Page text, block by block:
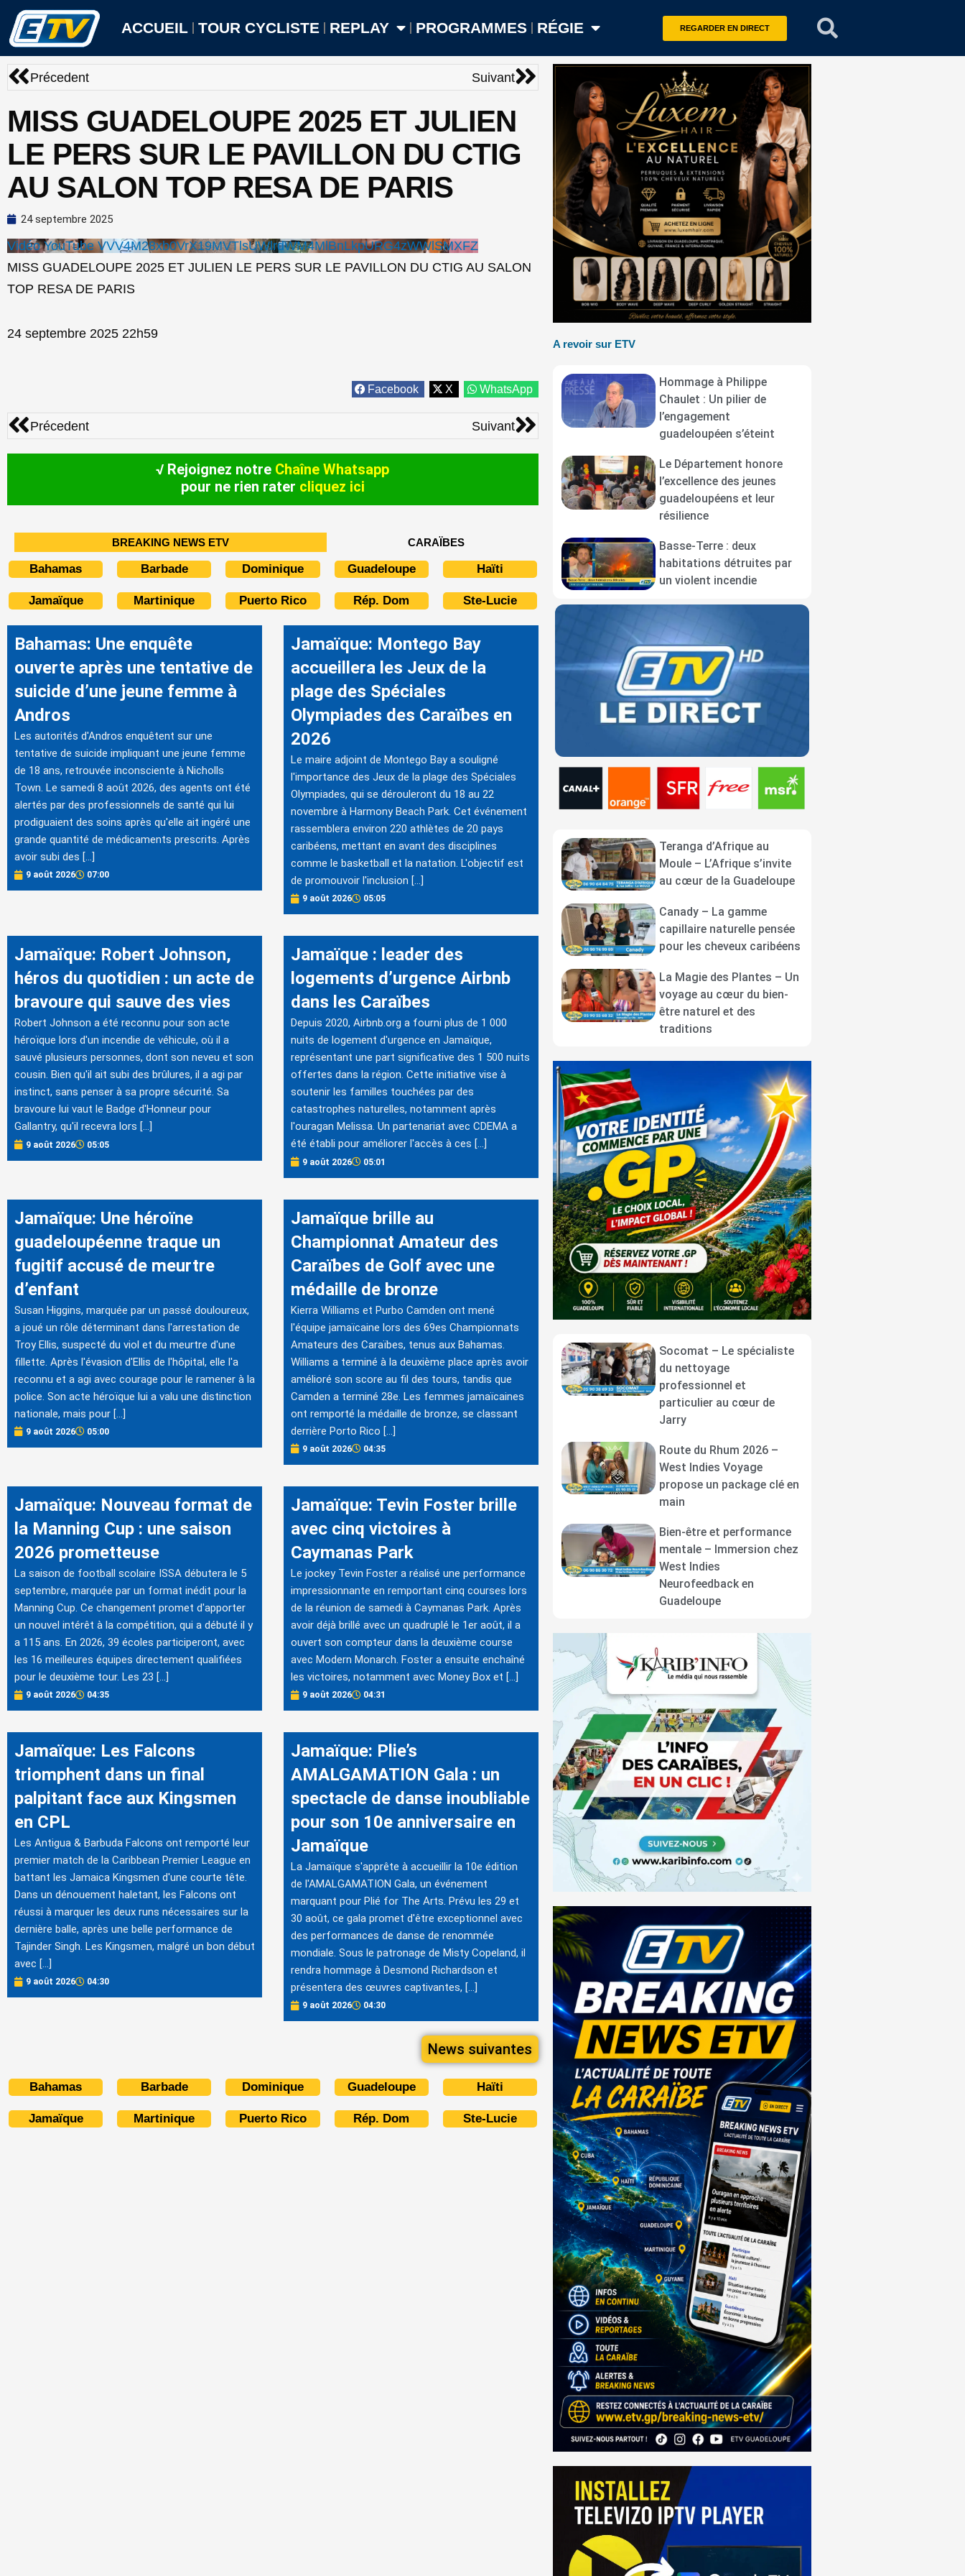
Aller
contenu
ACCUEIL TOUR CYCLISTE REPLAY PROGRAMMES RÉGIE REGARDER EN DIRECT
Précédent
Précedent SuivantSuivant
MISS GUADELOUPE 2025 ET JULIEN
LE PERS SUR LE PAVILLON DU CTIG
AU SALON TOP RESA DE PARIS
24 septembre 2025
Vidéo YouTube VVV4M28xb0VrX19MVTlsUWlrdWM4MlBnLkpURG4zWWlSMXFZ
MISS GUADELOUPE 2025 ET JULIEN LE PERS SUR LE PAVILLON DU CTIG AU SALON
TOP RESA DE PARIS
24 septembre 2025 22h59
Facebook X WhatsApp
Précédent
Précedent SuivantSuivant
√ Rejoignez notre Chaîne Whatsapp
pour ne rien rater cliquez ici
BREAKING NEWS ETV CARAÏBES
Bahamas Barbade Dominique Guadeloupe Haïti
Jamaïque Martinique Puerto Rico Rép. Dom Ste-Lucie
Bahamas: Une enquête
ouverte après une tentative de
suicide d’une jeune femme à
Andros
Les autorités d'Andros enquêtent sur une
tentative de suicide impliquant une jeune femme
de 18 ans, retrouvée inconsciente à Nicholls
Town. Le samedi 8 août 2026, des agents ont été
alertés par des professionnels de santé qui lui
prodiguaient des soins après qu'elle ait ingéré une
grande quantité de médicaments prescrits. Après
avoir subi des […]
9 août 2026 07:00
Jamaïque: Montego Bay
accueillera les Jeux de la
plage des Spéciales
Olympiades des Caraïbes en
2026
Le maire adjoint de Montego Bay a souligné
l'importance des Jeux de la plage des Spéciales
Olympiades, qui se dérouleront du 18 au 22
novembre à Harmony Beach Park. Cet événement
rassemblera environ 220 athlètes de 20 pays
caribéens, mettant en avant des disciplines
comme le basketball et la natation. L'objectif est
de promouvoir l'inclusion […]
9 août 2026 05:05
Jamaïque: Robert Johnson,
héros du quotidien : un acte de
bravoure qui sauve des vies
Robert Johnson a été reconnu pour son acte
héroïque lors d'un incendie de véhicule, où il a
sauvé plusieurs personnes, dont son neveu et son
cousin. Bien qu'il ait subi des brûlures, il a agi par
instinct, sans penser à sa propre sécurité. Sa
bravoure lui vaut le Badge d'Honneur pour
Gallantry, qu'il recevra lors […]
9 août 2026 05:05
Jamaïque : leader des
logements d’urgence Airbnb
dans les Caraïbes
Depuis 2020, Airbnb.org a fourni plus de 1 000
nuits de logement d'urgence en Jamaïque,
représentant une part significative des 1 500 nuits
offertes dans la région. Cette initiative vise à
soutenir les familles touchées par des
catastrophes naturelles, notamment après
l'ouragan Melissa. Un partenariat avec CDEMA a
été établi pour améliorer l'accès à ces […]
9 août 2026 05:01
Jamaïque: Une héroïne
guadeloupéenne traque un
fugitif accusé de meurtre
d’enfant
Susan Higgins, marquée par un passé douloureux,
a joué un rôle déterminant dans l'arrestation de
Troy Ellis, suspecté du viol et du meurtre d'une
fillette. Après l'évasion d'Ellis de l'hôpital, elle l'a
reconnu et a agi avec courage pour le ramener à la
police. Son acte héroïque lui a valu une distinction
nationale, mais pour […]
9 août 2026 05:00
Jamaïque brille au
Championnat Amateur des
Caraïbes de Golf avec une
médaille de bronze
Kierra Williams et Purbo Camden ont mené
l'équipe jamaïcaine lors des 69es Championnats
Amateurs des Caraïbes, tenus aux Bahamas.
Williams a terminé à la deuxième place après avoir
amélioré son score au fil des tours, tandis que
Camden a terminé 28e. Les femmes jamaïcaines
ont remporté la médaille de bronze, se classant
derrière Porto Rico […]
9 août 2026 04:35
Jamaïque: Nouveau format de
la Manning Cup : une saison
2026 prometteuse
La saison de football scolaire ISSA débutera le 5
septembre, marquée par un format inédit pour la
Manning Cup. Ce changement promet d'apporter
un nouvel intérêt à la compétition, qui a débuté il y
a 115 ans. En 2026, 39 écoles participeront, avec
les 16 meilleures équipes directement qualifiées
pour le deuxième tour. Les 23 […]
9 août 2026 04:35
Jamaïque: Tevin Foster brille
avec cinq victoires à
Caymanas Park
Le jockey Tevin Foster a réalisé une performance
impressionnante en remportant cinq courses lors
de la réunion de samedi à Caymanas Park. Après
avoir déjà brillé avec un quadruplé le 1er août, il a
ouvert son compteur dans la deuxième course
avec Modern Monarch. Foster a ensuite enchaîné
les victoires, notamment avec Money Box et […]
9 août 2026 04:31
Jamaïque: Les Falcons
triomphent dans un final
palpitant face aux Kingsmen
en CPL
Les Antigua & Barbuda Falcons ont remporté leur
premier match de la Caribbean Premier League en
battant les Jamaica Kingsmen d'une courte tête.
Dans un dénouement haletant, les Falcons ont
réussi à marquer les deux runs nécessaires sur la
dernière balle, après une belle performance de
Tajinder Singh. Les Kingsmen, malgré un bon début
avec […]
9 août 2026 04:30
Jamaïque: Plie’s
AMALGAMATION Gala : un
spectacle de danse inoubliable
pour son 10e anniversaire en
Jamaïque
La Jamaïque s'apprête à accueillir la 10e édition
de l'AMALGAMATION Gala, un événement
marquant pour Plié for The Arts. Prévu les 29 et
30 août, ce gala promet d'être exceptionnel avec
des performances de danse de renommée
mondiale. Sous le patronage de Misty Copeland, il
rendra hommage à Desmond Richardson et
présentera des œuvres captivantes, […]
9 août 2026 04:30
News suivantes
Bahamas Barbade Dominique Guadeloupe Haïti
Jamaïque Martinique Puerto Rico Rép. Dom Ste-Lucie
A revoir sur ETV
Hommage à Philippe
Chaulet : Un pilier de
l’engagement
guadeloupéen s’éteint
Le Département honore
l’excellence des jeunes
guadeloupéens et leur
résilience
Basse-Terre : deux
habitations détruites par
un violent incendie
Teranga d’Afrique au
Moule – L’Afrique s’invite
au cœur de la Guadeloupe
Canady – La gamme
capillaire naturelle pensée
pour les cheveux caribéens
La Magie des Plantes – Un
voyage au cœur du bien-
être naturel et des
traditions
Socomat – Le spécialiste
du nettoyage
professionnel et
particulier au cœur de
Jarry
Route du Rhum 2026 –
West Indies Voyage
propose un package clé en
main
Bien-être et performance
mentale – Immersion chez
West Indies
Neurofeedback en
Guadeloupe